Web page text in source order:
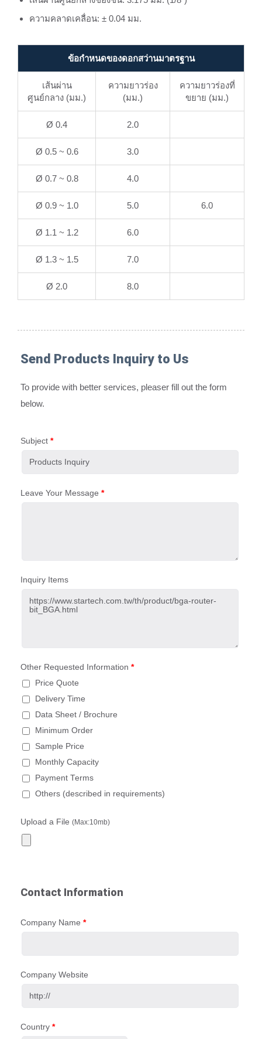
ความคลาดเคลื่อน: ± 0.04 มม.
ข้อกำหนดของดอกสว่านมาตรฐาน
เส้นผ่าน
ศูนย์กลาง (มม.)
ความยาวร่อง
(มม.)
ความยาวร่องที่
ขยาย (มม.)
Ø 0.4 2.0
Ø 0.5 ~ 0.6 3.0
Ø 0.7 ~ 0.8 4.0
Ø 0.9 ~ 1.0 5.0 6.0
Ø 1.1 ~ 1.2 6.0
Ø 1.3 ~ 1.5 7.0
Ø 2.0 8.0